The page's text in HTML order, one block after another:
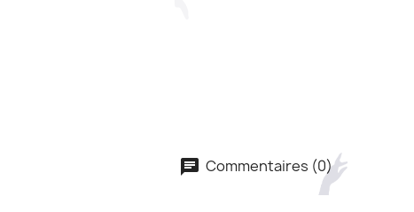
Commentaires (0)